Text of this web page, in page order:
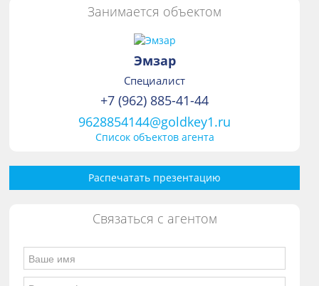
Занимается объектом
Эмзар
Специалист
+7 (962) 885-41-44
9628854144@goldkey1.ru
Список объектов агента
Распечатать презентацию
Связаться с агентом